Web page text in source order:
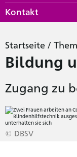
Kontakt
Startseite /
Bildung
Zugang zu
© DBSV